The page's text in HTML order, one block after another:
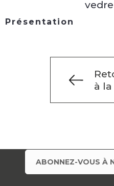
Présentation
à
ABONNEZ-VOUS À